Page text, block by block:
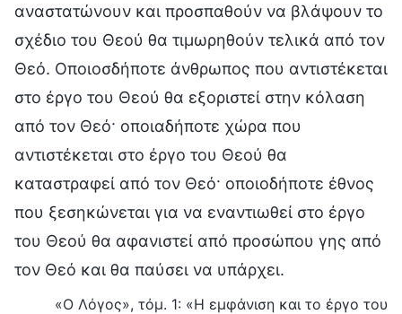
αναστατώνουν και προσπαθούν να βλάψουν το
σχέδιο του Θεού θα τιμωρηθούν τελικά από τον
Θεό. Οποιοσδήποτε άνθρωπος που αντιστέκεται
στο έργο του Θεού θα εξοριστεί στην κόλαση
από τον Θεό· οποιαδήποτε χώρα που
αντιστέκεται στο έργο του Θεού θα
καταστραφεί από τον Θεό· οποιοδήποτε έθνος
που ξεσηκώνεται για να εναντιωθεί στο έργο
του Θεού θα αφανιστεί από προσώπου γης από
τον Θεό και θα παύσει να υπάρχει.
«Ο Λόγος», τόμ. 1: «Η εμφάνιση και το έργο του